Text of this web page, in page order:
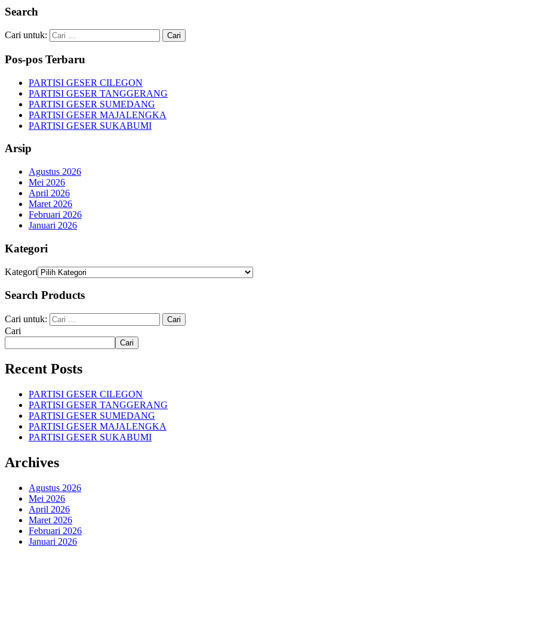
Search
Cari untuk:
Pos-pos Terbaru
PARTISI GESER CILEGON
PARTISI GESER TANGGERANG
PARTISI GESER SUMEDANG
PARTISI GESER MAJALENGKA
PARTISI GESER SUKABUMI
Arsip
Agustus 2026
Mei 2026
April 2026
Maret 2026
Februari 2026
Januari 2026
Kategori
Kategori
Search Products
Cari untuk:
Cari
Cari
Recent Posts
PARTISI GESER CILEGON
PARTISI GESER TANGGERANG
PARTISI GESER SUMEDANG
PARTISI GESER MAJALENGKA
PARTISI GESER SUKABUMI
Archives
Agustus 2026
Mei 2026
April 2026
Maret 2026
Februari 2026
Januari 2026